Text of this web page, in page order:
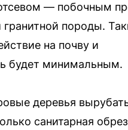
— побочным
гранитной породы.
на почву и
будет минимальным.
деревья
санитарная